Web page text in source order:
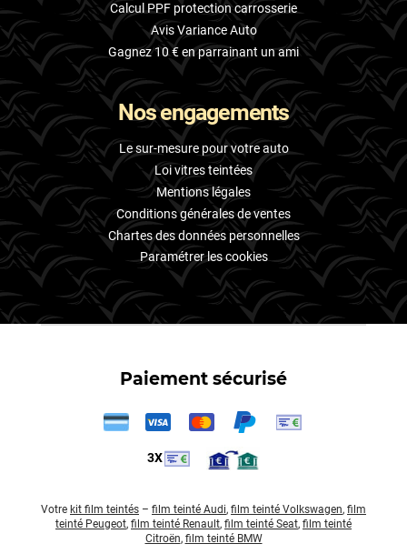
Calcul PPF protection carrosserie
Avis Variance Auto
Gagnez 10 € en parrainant un ami
Nos engagements
Le sur-mesure pour votre auto
Loi vitres teintées
Mentions légales
Conditions générales de ventes
Chartes des données personnelles
Paramétrer les cookies
Paiement sécurisé
3X
Votre kit film teintés – film teinté Audi, film teinté Volkswagen, film
teinté Peugeot, film teinté Renault, film teinté Seat, film teinté
Citroën, film teinté BMW